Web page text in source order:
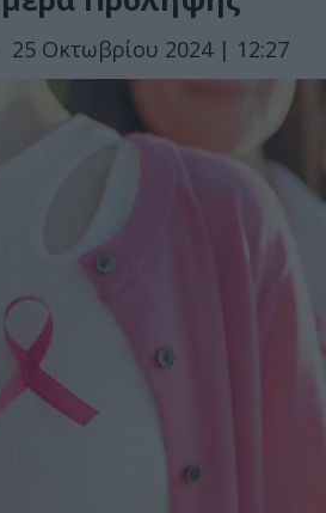
25 Οκτωβρίου 2024 | 12:27